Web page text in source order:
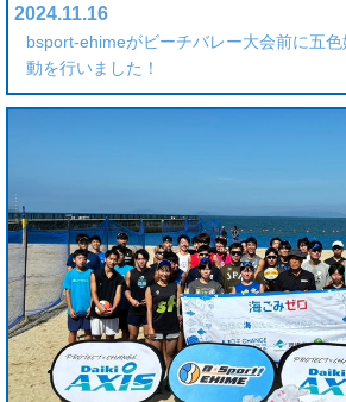
2024.11.16
bsport-ehimeがビーチバレー大会前に五
動を行いました！